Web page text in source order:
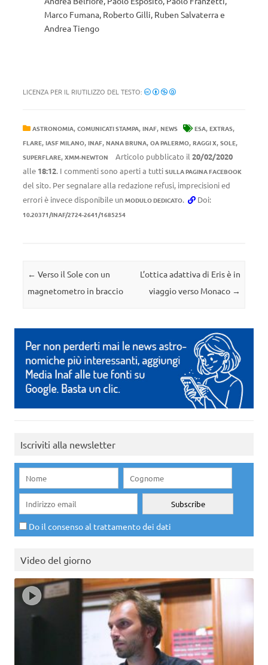
Marco Fumana, Roberto Gilli, Ruben Salvaterra e
Andrea Tiengo
LICENZA PER IL RIUTILIZZO DEL TESTO:
ASTRONOMIA, COMUNICATI STAMPA, INAF, NEWS ESA, EXTRAS,
FLARE, IASF MILANO, INAF, NANA BRUNA, OA PALERMO, RAGGI X, SOLE,
SUPERFLARE, XMM-NEWTON Articolo pubblicato il 20/02/2020
alle 18:12. I commenti sono aperti a tutti SULLA PAGINA FACEBOOK
del sito. Per segnalare alla redazione refusi, imprecisioni ed
errori è invece disponibile un MODULO DEDICATO. Doi:
10.20371/INAF/2724-2641/1685254
Navigazione articolo
← Verso il Sole con un
magnetometro in braccio
L’ottica adattiva di Eris è in
viaggio verso Monaco →
Iscriviti alla newsletter
Do il consenso al trattamento dei dati
Video del giorno